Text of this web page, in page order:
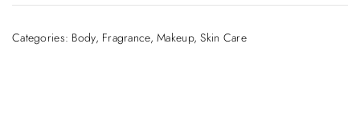
Categories: Body, Fragrance,Makeup,Skin Care